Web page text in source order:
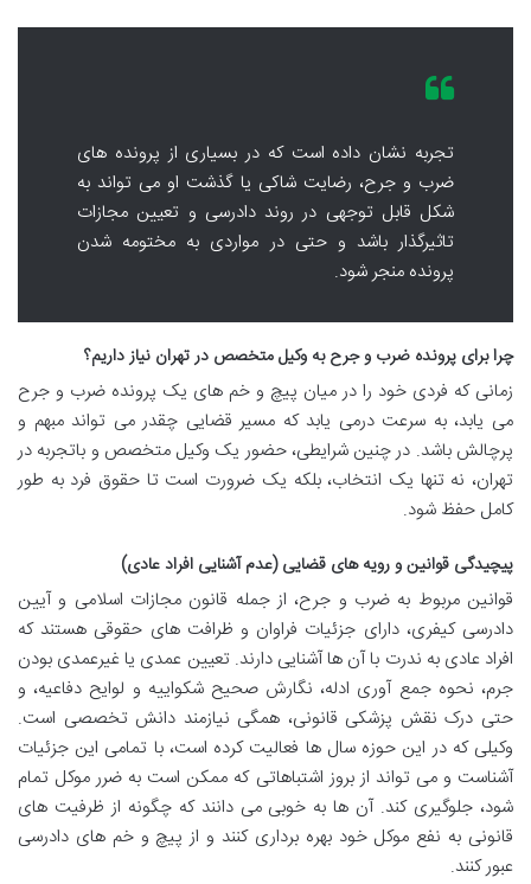
تجربه نشان داده است که در بسیاری از پرونده های
ضرب و جرح، رضایت شاکی یا گذشت او می تواند به
شکل قابل توجهی در روند دادرسی و تعیین مجازات
تاثیرگذار باشد و حتی در مواردی به مختومه شدن
پرونده منجر شود.
چرا برای پرونده ضرب و جرح به وکیل متخصص در تهران نیاز داریم؟
زمانی که فردی خود را در میان پیچ و خم های یک پرونده ضرب و جرح
می یابد، به سرعت درمی یابد که مسیر قضایی چقدر می تواند مبهم و
پرچالش باشد. در چنین شرایطی، حضور یک وکیل متخصص و باتجربه در
تهران، نه تنها یک انتخاب، بلکه یک ضرورت است تا حقوق فرد به طور
کامل حفظ شود.
پیچیدگی قوانین و رویه های قضایی (عدم آشنایی افراد عادی)
قوانین مربوط به ضرب و جرح، از جمله قانون مجازات اسلامی و آیین
دادرسی کیفری، دارای جزئیات فراوان و ظرافت های حقوقی هستند که
افراد عادی به ندرت با آن ها آشنایی دارند. تعیین عمدی یا غیرعمدی بودن
جرم، نحوه جمع آوری ادله، نگارش صحیح شکواییه و لوایح دفاعیه، و
حتی درک نقش پزشکی قانونی، همگی نیازمند دانش تخصصی است.
وکیلی که در این حوزه سال ها فعالیت کرده است، با تمامی این جزئیات
آشناست و می تواند از بروز اشتباهاتی که ممکن است به ضرر موکل تمام
شود، جلوگیری کند. آن ها به خوبی می دانند که چگونه از ظرفیت های
قانونی به نفع موکل خود بهره برداری کنند و از پیچ و خم های دادرسی
عبور کنند.